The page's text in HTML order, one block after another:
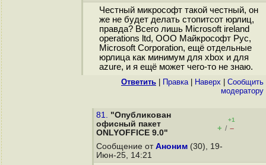
Честный микрософт такой честный, он
же не будет делать стопитсот юрлиц,
правда? Всего лишь Microsoft ireland
operations ltd, ООО Майкрософт Рус,
Microsoft Corporation, ещё отдельные
юрлица как минимум для xbox и для
azure, и я ещё может чего-то не знаю.
Ответить Правка| Наверх
Cообщить
модератору
81. "Опубликован
офисный пакет
ONLYOFFICE 9.0"
+1
+ / –
Сообщение от Аноним (30), 19-
Июн-25, 14:21